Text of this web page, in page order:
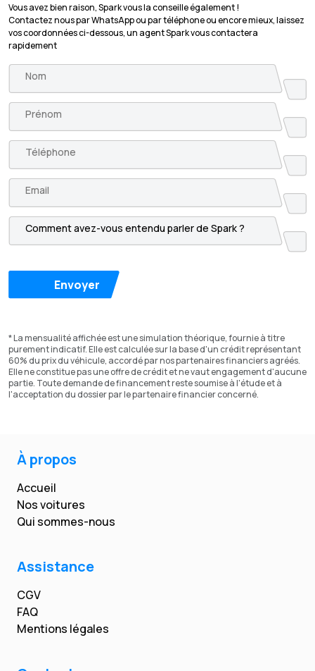
Vous avez bien raison, Spark vous la conseille également !
Contactez nous par WhatsApp ou par téléphone ou encore mieux, laissez
vos coordonnées ci-dessous, un agent Spark vous contactera
rapidement
Envoyer
* La mensualité affichée est une simulation théorique, fournie à titre
purement indicatif. Elle est calculée sur la base d'un crédit représentant
60% du prix du véhicule, accordé par nos partenaires financiers agréés.
Elle ne constitue pas une offre de crédit et ne vaut engagement d'aucune
partie. Toute demande de financement reste soumise à l'étude et à
l'acceptation du dossier par le partenaire financier concerné.
À propos
Accueil
Nos voitures
Qui sommes-nous
Assistance
CGV
FAQ
Mentions légales